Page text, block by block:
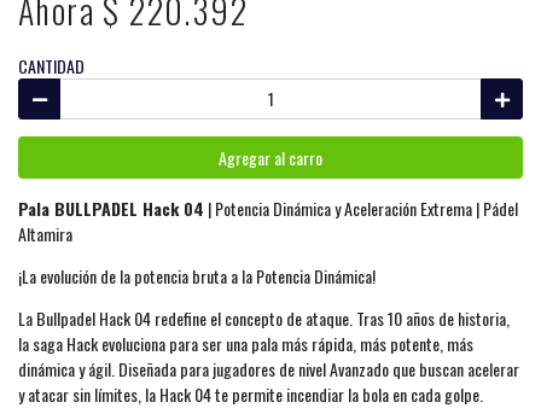
Ahora $ 220.392
CANTIDAD
Agregar al carro
Pala BULLPADEL Hack 04 | Potencia Dinámica y Aceleración Extrema | Pádel
Altamira
¡La evolución de la potencia bruta a la Potencia Dinámica!
La Bullpadel Hack 04 redefine el concepto de ataque. Tras 10 años de historia,
la saga Hack evoluciona para ser una pala más rápida, más potente, más
dinámica y ágil. Diseñada para jugadores de nivel Avanzado que buscan acelerar
y atacar sin límites, la Hack 04 te permite incendiar la bola en cada golpe.